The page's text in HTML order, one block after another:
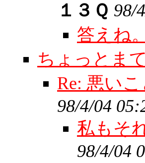
１３Ｑ 98/
答えね
ちょっとま
Re: 悪い
98/4/04
私もそ
98/4/04